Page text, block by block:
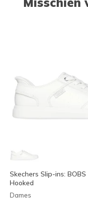
Skechers Slip-ins:
Hooked
Dames